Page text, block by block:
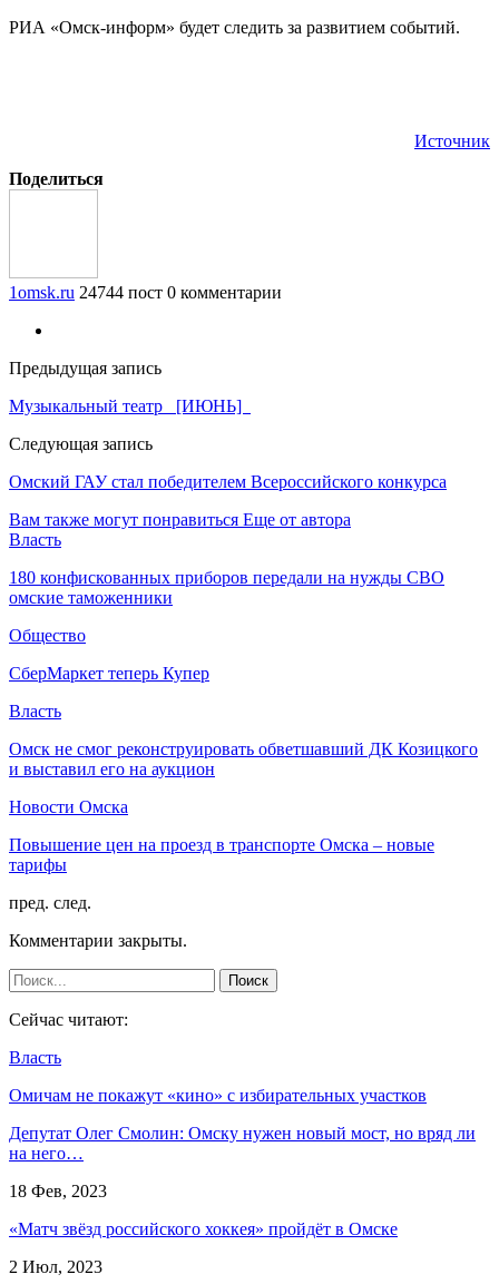
РИА «Омск-информ» будет следить за развитием событий.
Источник
Поделиться
1omsk.ru 24744 пост 0 комментарии
Предыдущая запись
Музыкальный театр [ИЮНЬ]
Следующая запись
Омский ГАУ стал победителем Всероссийского конкурса
Вам также могут понравиться Еще от автора
Власть
180 конфискованных приборов передали на нужды СВО
омские таможенники
Общество
СберМаркет теперь Купер
Власть
Омск не смог реконструировать обветшавший ДК Козицкого
и выставил его на аукцион
Новости Омска
Повышение цен на проезд в транспорте Омска – новые
тарифы
пред. след.
Комментарии закрыты.
Сейчас читают:
Власть
Омичам не покажут «кино» с избирательных участков
Депутат Олег Смолин: Омску нужен новый мост, но вряд ли
на него…
18 Фев, 2023
«Матч звёзд российского хоккея» пройдёт в Омске
2 Июл, 2023